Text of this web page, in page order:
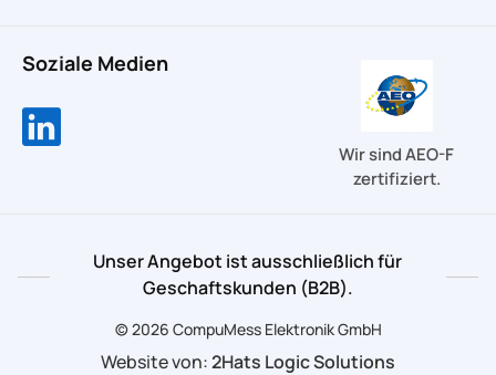
Soziale Medien
Wir sind AEO-F
zertifiziert.
Unser Angebot ist ausschließlich für
Geschaftskunden (B2B).
© 2026 CompuMess Elektronik GmbH
Website von:2Hats Logic Solutions